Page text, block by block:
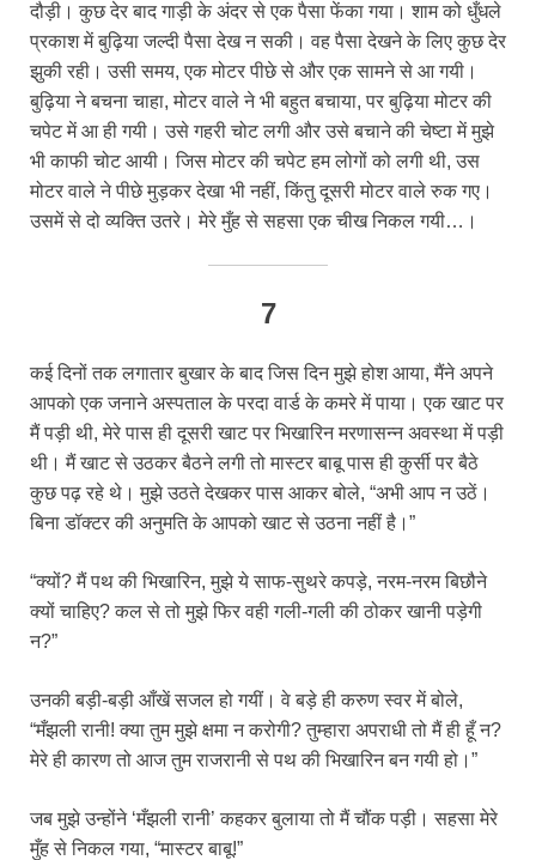
दौड़ी। कुछ देर बाद गाड़ी के अंदर से एक पैसा फेंका गया। शाम को धुँधले
प्रकाश में बुढ़िया जल्दी पैसा देख न सकी। वह पैसा देखने के लिए कुछ देर
झुकी रही। उसी समय, एक मोटर पीछे से और एक सामने से आ गयी।
बुढ़िया ने बचना चाहा, मोटर वाले ने भी बहुत बचाया, पर बुढ़िया मोटर की
चपेट में आ ही गयी। उसे गहरी चोट लगी और उसे बचाने की चेष्टा में मुझे
भी काफी चोट आयी। जिस मोटर की चपेट हम लोगों को लगी थी, उस
मोटर वाले ने पीछे मुड़कर देखा भी नहीं, किंतु दूसरी मोटर वाले रुक गए।
उसमें से दो व्यक्ति उतरे। मेरे मुँह से सहसा एक चीख निकल गयी…।
7
कई दिनों तक लगातार बुखार के बाद जिस दिन मुझे होश आया, मैंने अपने
आपको एक जनाने अस्पताल के परदा वार्ड के कमरे में पाया। एक खाट पर
मैं पड़ी थी, मेरे पास ही दूसरी खाट पर भिखारिन मरणासन्न अवस्था में पड़ी
थी। मैं खाट से उठकर बैठने लगी तो मास्टर बाबू पास ही कुर्सी पर बैठे
कुछ पढ़ रहे थे। मुझे उठते देखकर पास आकर बोले, “अभी आप न उठें।
बिना डॉक्टर की अनुमति के आपको खाट से उठना नहीं है।”
“क्यों? मैं पथ की भिखारिन, मुझे ये साफ-सुथरे कपड़े, नरम-नरम बिछौने
क्यों चाहिए? कल से तो मुझे फिर वही गली-गली की ठोकर खानी पड़ेगी
न?”
उनकी बड़ी-बड़ी आँखें सजल हो गयीं। वे बड़े ही करुण स्वर में बोले,
“मँझली रानी! क्या तुम मुझे क्षमा न करोगी? तुम्हारा अपराधी तो मैं ही हूँ न?
मेरे ही कारण तो आज तुम राजरानी से पथ की भिखारिन बन गयी हो।”
जब मुझे उन्होंने ‘मँझली रानी’ कहकर बुलाया तो मैं चौंक पड़ी। सहसा मेरे
मुँह से निकल गया, “मास्टर बाबू!”